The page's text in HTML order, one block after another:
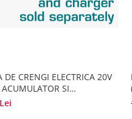
DE CRENGI ELECTRICA 20V
SI